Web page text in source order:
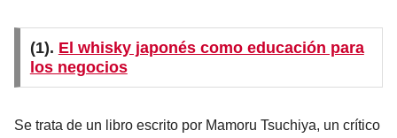
(1). El whisky japonés como educación para
los negocios
Se trata de un libro escrito por Mamoru Tsuchiya, un crítico